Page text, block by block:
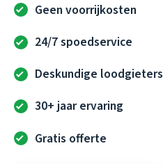
Geen voorrijkosten
24/7 spoedservice
Deskundige loodgieters
30+ jaar ervaring
Gratis offerte